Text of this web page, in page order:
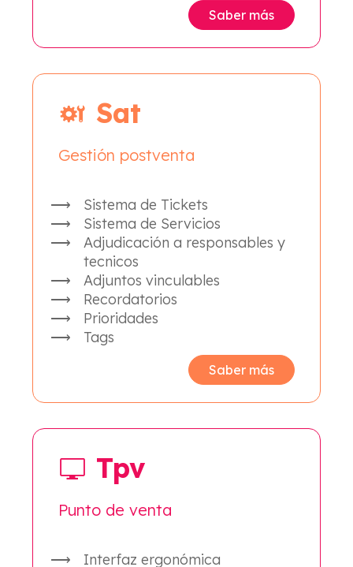
Saber más
Sat
Gestión postventa
Sistema de Tickets
Sistema de Servicios
Adjudicación a responsables y
tecnicos
Adjuntos vinculables
Recordatorios
Prioridades
Tags
Saber más
Tpv
Punto de venta
Interfaz ergonómica